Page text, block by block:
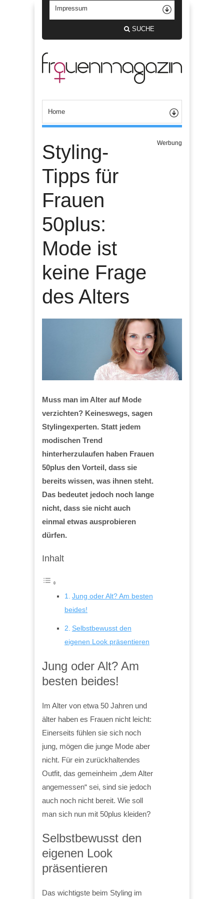
SUCHE
Styling-
Tipps für
Frauen
50plus:
Mode ist
keine Frage
des Alters
Werbung
Muss man im Alter auf Mode
verzichten? Keineswegs, sagen
Stylingexperten. Statt jedem
modischen Trend
hinterherzulaufen haben Frauen
50plus den Vorteil, dass sie
bereits wissen, was ihnen steht.
Das bedeutet jedoch noch lange
nicht, dass sie nicht auch
einmal etwas ausprobieren
dürfen.
Inhalt
Jung oder Alt? Am besten
beides!
Selbstbewusst den
eigenen Look präsentieren
Jung oder Alt? Am
besten beides!
Im Alter von etwa 50 Jahren und
älter haben es Frauen nicht leicht:
Einerseits fühlen sie sich noch
jung, mögen die junge Mode aber
nicht. Für ein zurückhaltendes
Outfit, das gemeinheim „dem Alter
angemessen“ sei, sind sie jedoch
auch noch nicht bereit. Wie soll
man sich nun mit 50plus kleiden?
Selbstbewusst den
eigenen Look
präsentieren
Das wichtigste beim Styling im